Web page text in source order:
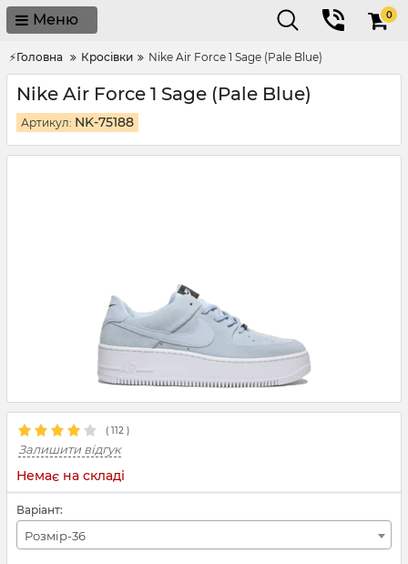
Меню 0
⚡Головна Кросівки Nike Air Force 1 Sage (Pale Blue)
Nike Air Force 1 Sage (Pale Blue)
Артикул: NK-75188
( 112 )
Залишити відгук
Немає на складі
Варіант:
Розмір-36